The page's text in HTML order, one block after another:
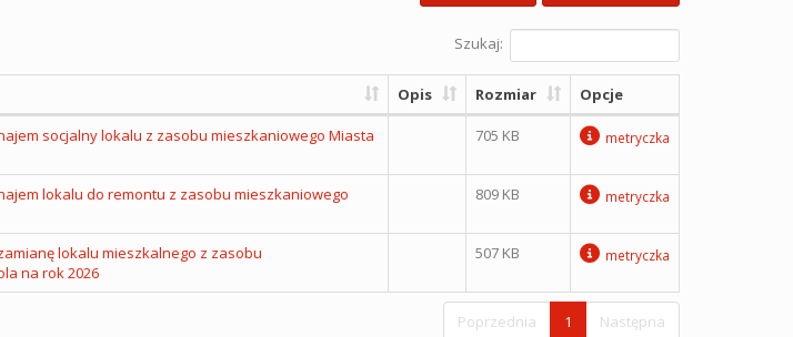
Szukaj:
Opis Rozmiar Opcje
socjalny lokalu z zasobu mieszkaniowego Miasta
705 KB metryczka
lokalu do remontu z zasobu mieszkaniowego
809 KB metryczka
lokalu mieszkalnego z zasobu
na rok 2026
507 KB metryczka
Poprzednia 1 Następna